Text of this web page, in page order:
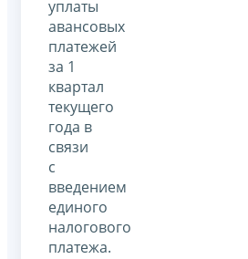
уплаты
авансовых
платежей
за 1
квартал
текущего
года в
связи
с
введением
единого
налогового
платежа.